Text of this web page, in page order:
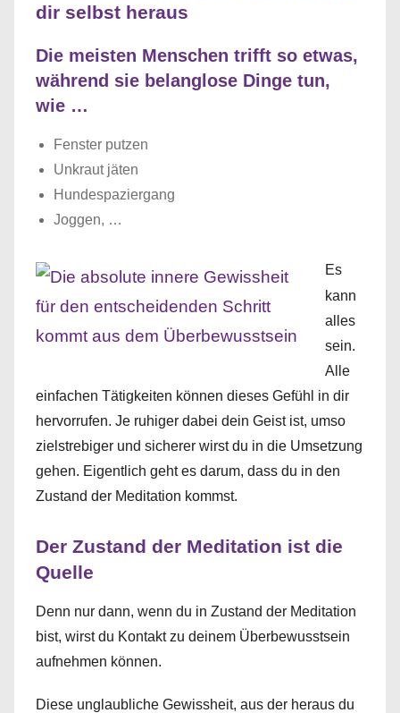
dir selbst heraus
Die meisten Menschen trifft so etwas,
während sie belanglose Dinge tun,
wie …
Fenster putzen
Unkraut jäten
Hundespaziergang
Joggen, …
Es
kann
alles
sein.
Alle
einfachen Tätigkeiten können dieses Gefühl in dir
hervorrufen. Je ruhiger dabei dein Geist ist, umso
zielstrebiger und sicherer wirst du in die Umsetzung
gehen. Eigentlich geht es darum, dass du in den
Zustand der Meditation kommst.
Der Zustand der Meditation ist die
Quelle
Denn nur dann, wenn du in Zustand der Meditation
bist, wirst du Kontakt zu deinem Überbewusstsein
aufnehmen können.
Diese unglaubliche Gewissheit, aus der heraus du